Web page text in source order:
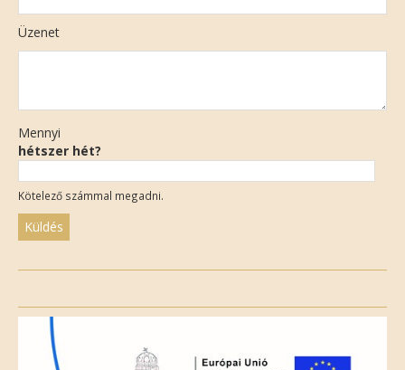
Üzenet
Mennyi
hétszer hét?
Kötelező számmal megadni.
field
empty.